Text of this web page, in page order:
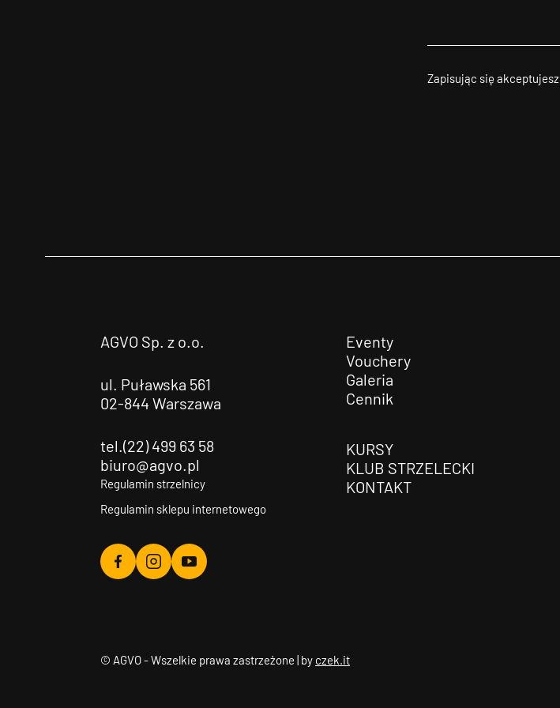
Zapisując się akceptujesz
AGVO Sp. z o.o.
ul. Puławska 561
02-844 Warszawa
tel.(22) 499 63 58
biuro@agvo.pl
Regulamin strzelnicy
Regulamin sklepu internetowego
Agvo
Agvo
Agvo
Eventy
Vouchery
Galeria
Cennik
KURSY
KLUB STRZELECKI
KONTAKT
© AGVO - Wszelkie prawa zastrzeżone | by czek.it